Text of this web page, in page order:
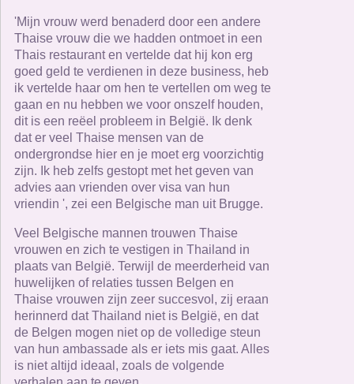
'Mijn vrouw werd benaderd door een andere
Thaise vrouw die we hadden ontmoet in een
Thais restaurant en vertelde dat hij kon erg
goed geld te verdienen in deze business, heb
ik vertelde haar om hen te vertellen om weg te
gaan en nu hebben we voor onszelf houden,
dit is een reëel probleem in België. Ik denk
dat er veel Thaise mensen van de
ondergrondse hier en je moet erg voorzichtig
zijn. Ik heb zelfs gestopt met het geven van
advies aan vrienden over visa van hun
vriendin ', zei een Belgische man uit Brugge.
Veel Belgische mannen trouwen Thaise
vrouwen en zich te vestigen in Thailand in
plaats van België. Terwijl de meerderheid van
huwelijken of relaties tussen Belgen en
Thaise vrouwen zijn zeer succesvol, zij eraan
herinnerd dat Thailand niet is België, en dat
de Belgen mogen niet op de volledige steun
van hun ambassade als er iets mis gaat. Alles
is niet altijd ideaal, zoals de volgende